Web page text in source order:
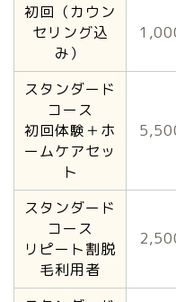
初回（カウン
セリング込
み）
スタンダード
コース
初回体験＋ホ
ームケアセッ
ト
スタンダード
コース
リピート割脱
毛利用者